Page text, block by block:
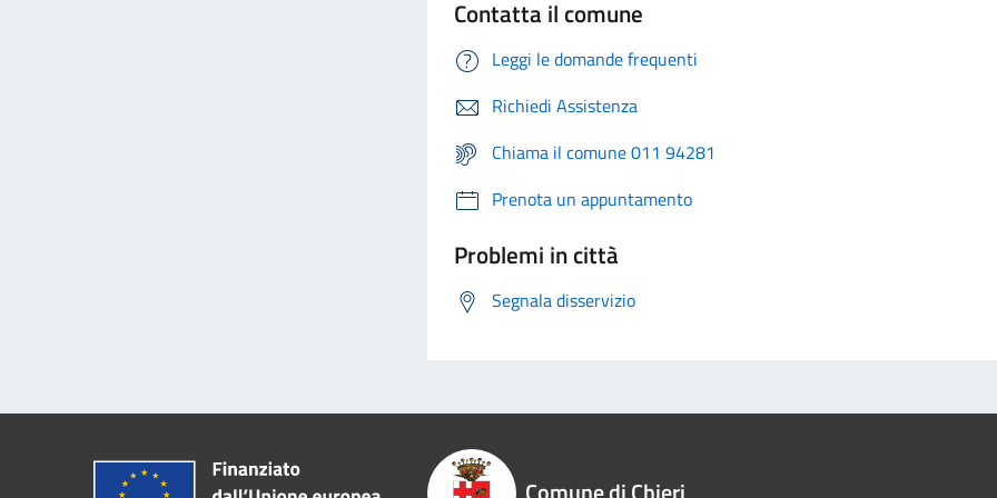
Contatta il comune
Leggi le domande frequenti
Richiedi Assistenza
Chiama il comune 011 94281
Prenota un appuntamento
Problemi in città
Segnala disservizio